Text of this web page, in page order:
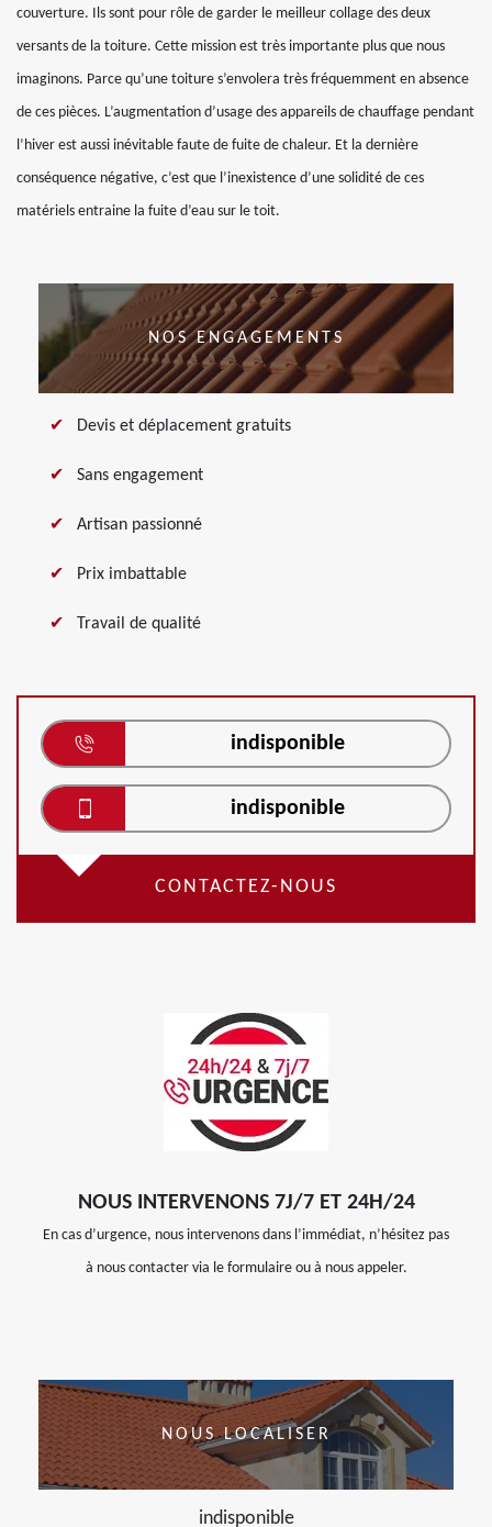
couverture. Ils sont pour rôle de garder le meilleur collage des deux
versants de la toiture. Cette mission est très importante plus que nous
imaginons. Parce qu’une toiture s’envolera très fréquemment en absence
de ces pièces. L’augmentation d’usage des appareils de chauffage pendant
l’hiver est aussi inévitable faute de fuite de chaleur. Et la dernière
conséquence négative, c’est que l’inexistence d’une solidité de ces
matériels entraine la fuite d’eau sur le toit.
NOS ENGAGEMENTS
Devis et déplacement gratuits
Sans engagement
Artisan passionné
Prix imbattable
Travail de qualité
indisponible
indisponible
CONTACTEZ-NOUS
NOUS INTERVENONS 7J/7 ET 24H/24
En cas d’urgence, nous intervenons dans l’immédiat, n’hésitez pas
à nous contacter via le formulaire ou à nous appeler.
NOUS LOCALISER
indisponible